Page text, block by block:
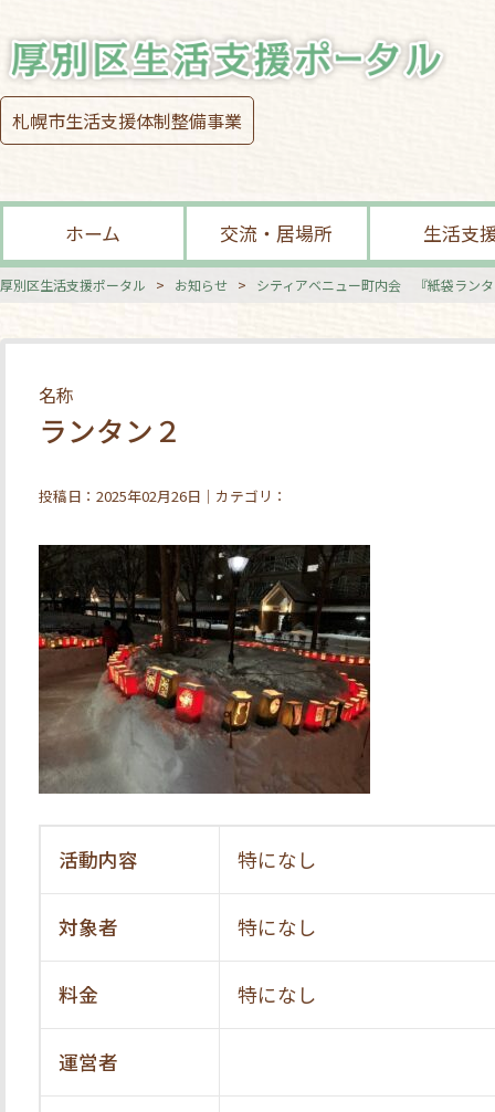
札幌市生活支援体制整備事業
ホーム 交流・居場所 生活支
厚別区生活支援ポータル > お知らせ > シティアベニュー町内会 『紙袋ラン
名称
ランタン２
投稿日：2025年02月26日｜カテゴリ：
活動内容 特になし
対象者 特になし
料金 特になし
運営者